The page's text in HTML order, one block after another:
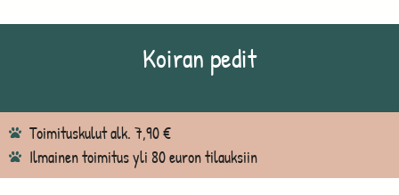
Koiran pedit
Toimituskulut alk. 7,90 €
Ilmainen toimitus yli 80 euron tilauksiin